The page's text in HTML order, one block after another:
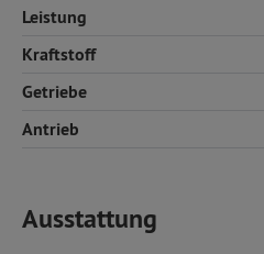
Leistung
Kraftstoff
Getriebe
Antrieb
Ausstattung